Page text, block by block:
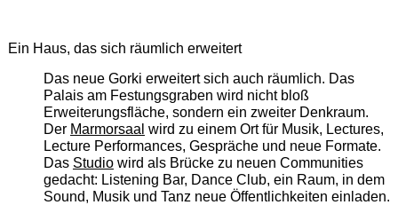
Ein Haus, das sich räumlich erweitert
Das neue Gorki erweitert sich auch räumlich. Das
Palais am Festungsgraben wird nicht bloß
Erweiterungsfläche, sondern ein zweiter Denkraum.
Der Marmorsaal wird zu einem Ort für Musik, Lectures,
Lecture Performances, Gespräche und neue Formate.
Das Studiowird als Brücke zu neuen Communities
gedacht: Listening Bar, Dance Club, ein Raum, in dem
Sound, Musik und Tanz neue Öffentlichkeiten einladen.